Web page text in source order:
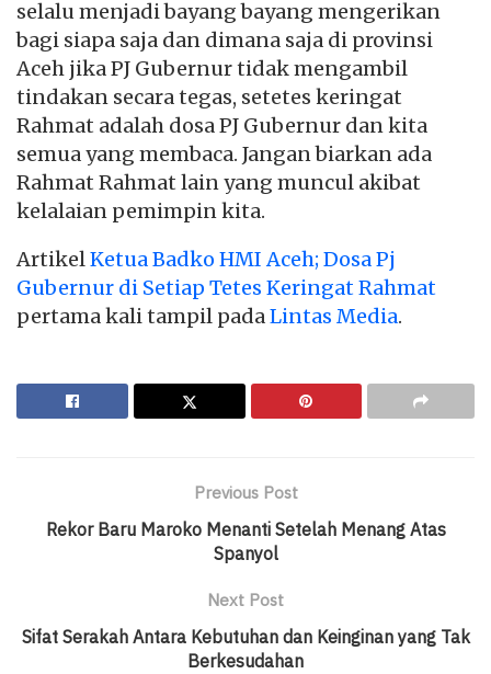
selalu menjadi bayang bayang mengerikan
bagi siapa saja dan dimana saja di provinsi
Aceh jika PJ Gubernur tidak mengambil
tindakan secara tegas, setetes keringat
Rahmat adalah dosa PJ Gubernur dan kita
semua yang membaca. Jangan biarkan ada
Rahmat Rahmat lain yang muncul akibat
kelalaian pemimpin kita.
ArtikelKetua Badko HMI Aceh; Dosa Pj
Gubernur di Setiap Tetes Keringat Rahmat
pertama kali tampil padaLintas Media.
Previous Post
Rekor Baru Maroko Menanti Setelah Menang Atas
Spanyol
Next Post
Sifat Serakah Antara Kebutuhan dan Keinginan yang Tak
Berkesudahan